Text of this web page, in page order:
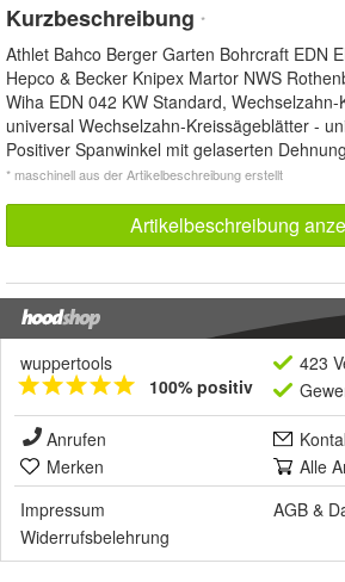
Kurzbeschreibung *
Athlet Bahco Berger Garten Bohrcraft EDN
Hepco & Becker Knipex Martor NWS
Wiha EDN 042 KW Standard,
universal Wechselzahn-Kreissägeblätter -
Positiver Spanwinkel mit gelaserten
* maschinell aus der Artikelbeschreibung erstellt
Artikelbeschreibung
wuppertools
100% positiv
423
Anrufen
Merken
Alle
Impressum
AGB &
Widerrufsbelehrung